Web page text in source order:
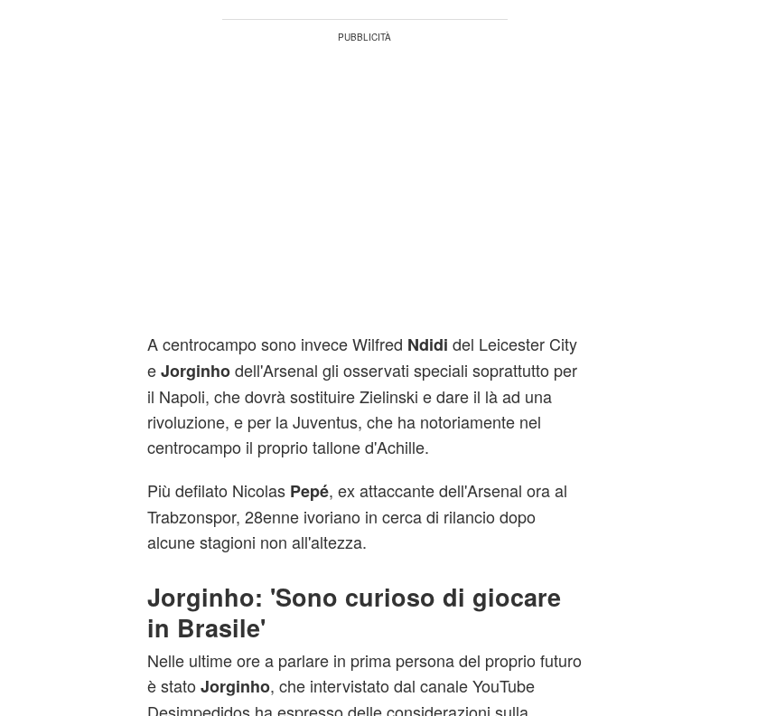
A centrocampo sono invece Wilfred Ndidi del Leicester City
eJorginhodell'Arsenal gli osservati speciali soprattutto per
il Napoli, che dovrà sostituire Zielinski e dare il là ad una
rivoluzione, e per la Juventus, che ha notoriamente nel
centrocampo il proprio tallone d'Achille.
Più defilato Nicolas Pepé, ex attaccante dell'Arsenal ora al
Trabzonspor, 28enne ivoriano in cerca di rilancio dopo
alcune stagioni non all'altezza.
Jorginho: 'Sono curioso di giocare
in Brasile'
Nelle ultime ore a parlare in prima persona del proprio futuro
è stato Jorginho, che intervistato dal canale YouTube